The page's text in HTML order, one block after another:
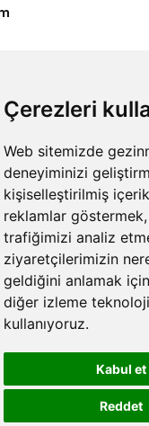
Çerezleri
Web sitemizde
deneyiminizi
kişiselleştirilmiş
reklamlar
trafiğimizi analiz
ziyaretçilerimizin
geldiğini anlamak
diğer izleme
kullanıyoruz.
Kabul et
Reddet